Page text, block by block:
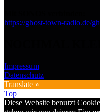
https://ghost-town-radio.de/
Impressum
Datenschutz
Translate »
Top
Diese Website benutzt